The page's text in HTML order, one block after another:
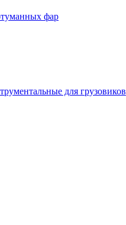
фар
для грузовиков